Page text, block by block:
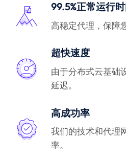
99.5%正常运行
高稳定代理，保障
超快速度
由于分布式云基础
延迟。
高成功率
我们的技术和代理
率。